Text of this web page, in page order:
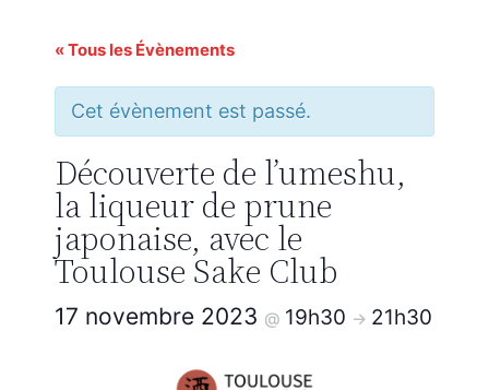
« Tous les Évènements
Cet évènement est passé.
Découverte de l’umeshu,
la liqueur de prune
japonaise, avec le
Toulouse Sake Club
17 novembre 2023 @ 19h30 -> 21h30